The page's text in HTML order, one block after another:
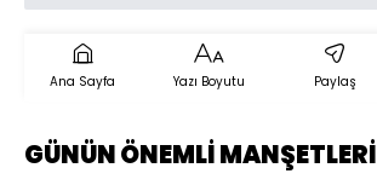
Ana Sayfa Yazı Boyutu Paylaş
GÜNÜN ÖNEMLİ MANŞETLERİ